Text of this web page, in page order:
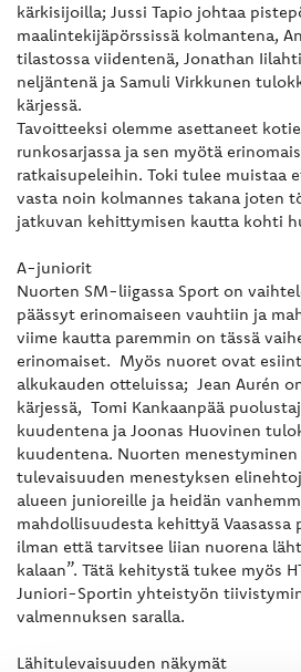
kärkisijoilla; Jussi Tapio johtaa
maalintekijäpörssissä kolmantena,
tilastossa viidentenä, Jonathan
neljäntenä ja Samuli Virkkunen
kärjessä.
Tavoitteeksi olemme asettaneet
runkosarjassa ja sen myötä
ratkaisupeleihin. Toki tulee muistaa
vasta noin kolmannes takana joten
jatkuvan kehittymisen kautta kohti
A-juniorit
Nuorten SM-liigassa Sport on
päässyt erinomaiseen vauhtiin ja
viime kautta paremmin on tässä
erinomaiset. Myös nuoret ovat
alkukauden otteluissa; Jean Aurén
kärjessä, Tomi Kankaanpää
kuudentena ja Joonas Huovinen
kuudentena. Nuorten
tulevaisuuden menestyksen
alueen junioreille ja heidän
mahdollisuudesta kehittyä Vaasassa
ilman että tarvitsee liian nuorena
kalaan”. Tätä kehitystä tukee myös
Juniori-Sportin yhteistyön
valmennuksen saralla.
Lähitulevaisuuden näkymät